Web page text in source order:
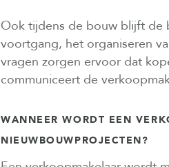
Ook tijdens de bouw blijft de
voortgang, het organiseren
vragen zorgen ervoor dat
communiceert de
WANNEER WORDT EEN
NIEUWBOUWPROJECTEN?